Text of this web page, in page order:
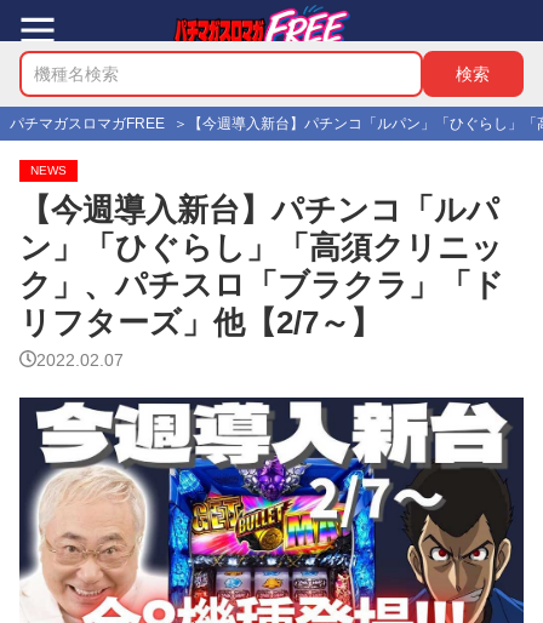
パチマガスロマガFREE 【今週導入新台】パチンコ「ルパン」「ひぐらし」
NEWS
【今週導入新台】パチンコ「ルパ
ン」「ひぐらし」「高須クリニッ
ク」、パチスロ「ブラクラ」「ド
リフターズ」他【2/7～】
2022.02.07